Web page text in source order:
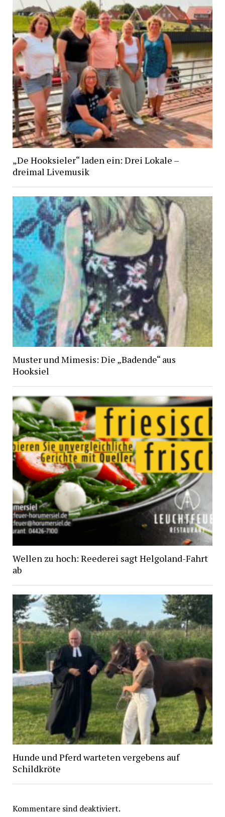
„De Hooksieler“ laden ein: Drei Lokale –
dreimal Livemusik
Muster und Mimesis: Die „Badende“ aus
Hooksiel
Wellen zu hoch: Reederei sagt Helgoland-Fahrt
ab
Hunde und Pferd warteten vergebens auf
Schildkröte
Kommentare sind deaktiviert.